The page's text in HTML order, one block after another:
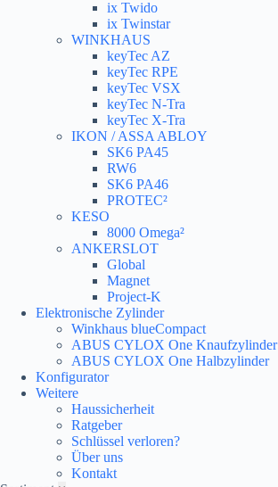
ix Twido
ix Twinstar
WINKHAUS
keyTec AZ
keyTec RPE
keyTec VSX
keyTec N-Tra
keyTec X-Tra
IKON / ASSA ABLOY
SK6 PA45
RW6
SK6 PA46
PROTEC²
KESO
8000 Omega²
ANKERSLOT
Global
Magnet
Project-K
Elektronische Zylinder
Winkhaus blueCompact
ABUS CYLOX One Knaufzylinder
ABUS CYLOX One Halbzylinder
Konfigurator
Weitere
Haussicherheit
Ratgeber
Schlüssel verloren?
Über uns
Kontakt